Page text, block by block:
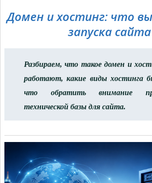
Домен и хостинг: что
запуска сайта
Разбираем, что такое домен и
работают, какие виды хостинга
что обратить внимание
технической базы для сайта.